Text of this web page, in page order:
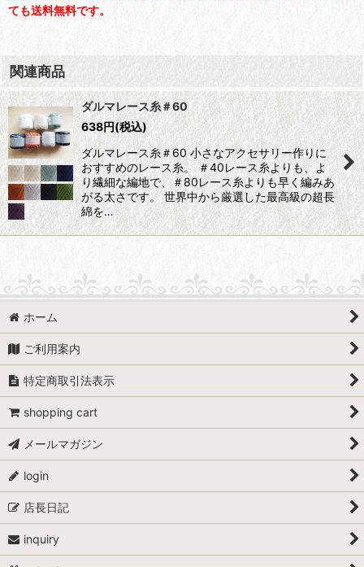
ても送料無料です。
関連商品
ダルマレース糸＃60
638円(税込)
ダルマレース糸＃60 小さなアクセサリー作りに
おすすめのレース糸。 ＃40レース糸よりも、よ
り繊細な編地で、＃80レース糸よりも早く編みあ
がる太さです。 世界中から厳選した最高級の超長
綿を…
ホーム
ご利用案内
特定商取引法表示
shopping cart
メールマガジン
login
店長日記
inquiry